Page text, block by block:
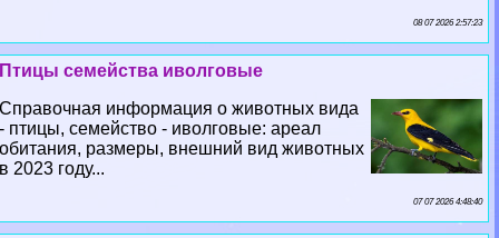
08 07 2026 2:57:23
Птицы семейства иволговые
Справочная информация о животных вида
- птицы, семейство - иволговые: ареал
обитания, размеры, внешний вид животных
в 2023 году...
07 07 2026 4:48:40